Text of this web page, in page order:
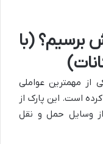
برسیم؟ (با
مهمترین عواملی
است. این پارک از
وسایل حمل و نقل